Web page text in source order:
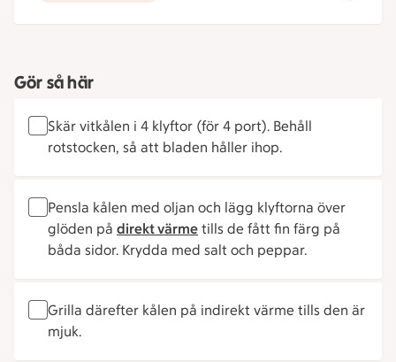
Gör så här
Skär vitkålen i 4 klyftor (för 4 port). Behåll
rotstocken, så att bladen håller ihop.
Pensla kålen med oljan och lägg klyftorna över
glöden på direkt värme tills de fått fin färg på
båda sidor. Krydda med salt och peppar.
Grilla därefter kålen på indirekt värme tills den är
mjuk.